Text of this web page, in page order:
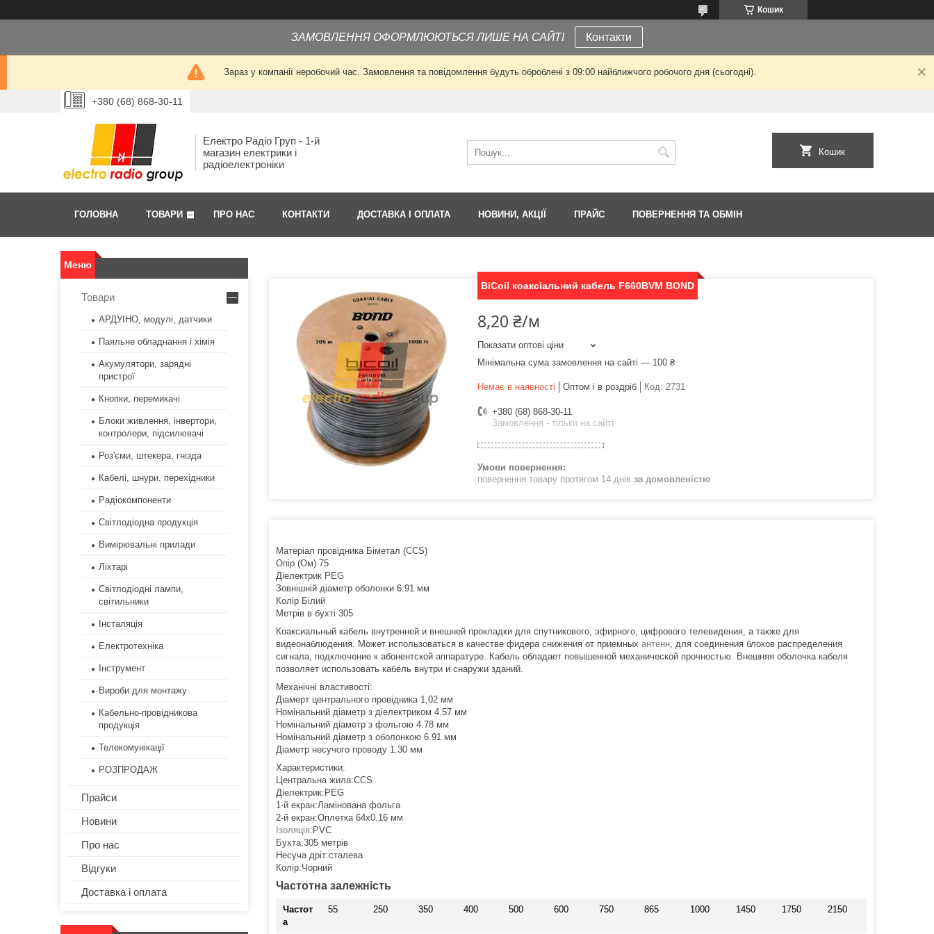
Кошик
ЗАМОВЛЕННЯ ОФОРМЛЮЮТЬСЯ ЛИШЕ НА САЙТІ Контакти
Зараз у компанії неробочий час. Замовлення та повідомлення будуть оброблені з 09:00 найближчого робочого дня (сьогодні).
+380 (68) 868-30-11
Електро Радіо Груп - 1-й
магазин електрики і
радіоелектроніки
Кошик
ГОЛОВНА ТОВАРИ ПРО НАС КОНТАКТИ ДОСТАВКА І ОПЛАТА НОВИНИ, АКЦІЇ ПРАЙС ПОВЕРНЕННЯ ТА ОБМІН
BiCoil коаксіальний кабель F660BVM BOND
8,20 ₴/м
Показати оптові ціни
Мінімальна сума замовлення на сайті — 100 ₴
Немає в наявності Оптом і в роздріб Код: 2731
+380 (68) 868-30-11
Замовлення - тільки на сайті
повернення товару протягом 14 днів за домовленістю
Матеріал провідника Біметал (CCS)
Опір (Ом) 75
Діелектрик PEG
Зовнішній діаметр оболонки 6.91 мм
Колір Білий
Метрів в бухті 305
Коаксиальный кабель внутренней и внешней прокладки для спутникового, эфирного, цифрового телевидения, а также для
видеонаблюдения. Может использоваться в качестве фидера снижения от приемных антенн , для соединения блоков распределения
сигнала, подключение к абонентской аппаратуре. Кабель обладает повышенной механической прочностью. Внешняя оболочка кабеля
позволяет использовать кабель внутри и снаружи зданий.
Механічні властивості:
Діамерт центрального провідника 1,02 мм
Номінальний діаметр з діелектриком 4.57 мм
Номінальний діаметр з фольгою 4.78 мм
Номінальний діаметр з оболонкою 6.91 мм
Діаметр несучого проводу 1.30 мм
Характеристики:
Центральна жила:CCS
Діелектрик:PEG
1-й екран:Ламінована фольга
2-й екран:Оплетка 64х0.16 мм
Ізоляція:PVC
Бухта:305 метрів
Несуча дріт:сталева
Колір:Чорний
Частотна залежність
Частот
а
55 250 350 400 500 600 750 865 1000 1450 1750 2150
Товари
АРДУІНО, модулі, датчики
Паяльне обладнання і хімія
Акумулятори, зарядні
пристрої
Кнопки, перемикачі
Блоки живлення, інвертори,
контролери, підсилювачі
Роз'єми, штекера, гнізда
Кабелі, шнури. перехідники
Радіокомпоненти
Світлодіодна продукція
Вимірювальні прилади
Ліхтарі
Світлодіодні лампи,
світильники
Інсталяція
Електротехніка
Інструмент
Вироби для монтажу
Кабельно-провідникова
продукція
Телекомунікації
РОЗПРОДАЖ
Прайси
Новини
Про нас
Відгуки
Доставка і оплата